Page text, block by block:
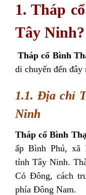
1. Tháp
Tây Ninh?
Tháp cổ Bình
di chuyển đến đây
1.1. Địa chỉ
Ninh
Tháp cổ Bình
ấp Bình Phú, xã
tỉnh Tây Ninh.
Cỏ Đông, cách
phía Đông Nam.